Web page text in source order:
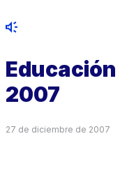
2007
27 de diciembre de 2007